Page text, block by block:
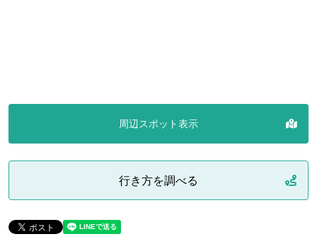
周辺スポット表示
行き方を調べる